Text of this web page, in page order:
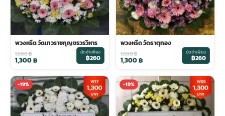
ดอกไม้งานศพ ส่งฟรี
ดอกไม้งานศพ ออนไลน์
พวงดอกไม้งานศพ
tpdecorate ปูพื้น
พวงหรีด ส่งด่วน วันนี้
พวงหรีด วัดเทวราชกุญชรวรวิหาร
1,600฿
1,300฿
มัดจำเพียง
฿260
พวงหรีด วัดธาตุทอง
1,600฿
1,300฿
มัดจำเพียง
฿260
-19% -19%